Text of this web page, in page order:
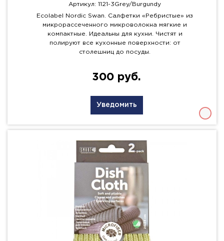
Артикул: 1121-3Grey/Burgundy
Ecolabel Nordic Swan. Салфетки «Ребристые» из
микрорассеченного микроволокна мягкие и
компактные. Идеальны для кухни. Чистят и
полируют все кухонные поверхности: от
столешниц до посуды.
300 руб.
Уведомить